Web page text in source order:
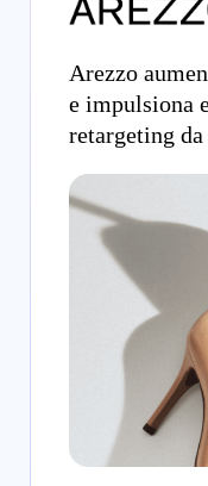
Arezzo
e impulsiona
retargeting